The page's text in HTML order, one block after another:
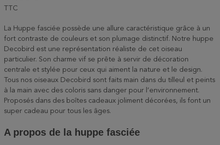
TTC
La Huppe fasciée possède une allure caractéristique grâce à un
fort contraste de couleurs et son plumage distinctif. Notre huppe
Decobird est une représentation réaliste de cet oiseau
particulier. Son charme vif se prête à servir de décoration
centrale et stylée pour ceux qui aiment la nature et le design.
Tous nos oiseaux Decobird sont faits main dans du tilleul et peints
à la main avec des coloris sans danger pour l’environnement.
Proposés dans des boîtes cadeaux joliment décorées, ils font un
super cadeau pour tous les âges.
A propos de la huppe fasciée